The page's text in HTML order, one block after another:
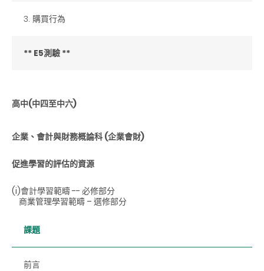
3. 購買行為
** E5測驗 **
高中(中四至中六)
企業、會計與財務概論科 (企業會財)
促進學習的評估的資源
(i)會計學習範疇 -- 必修部分
商業管理學習範疇 – 選修部分
課題
前言